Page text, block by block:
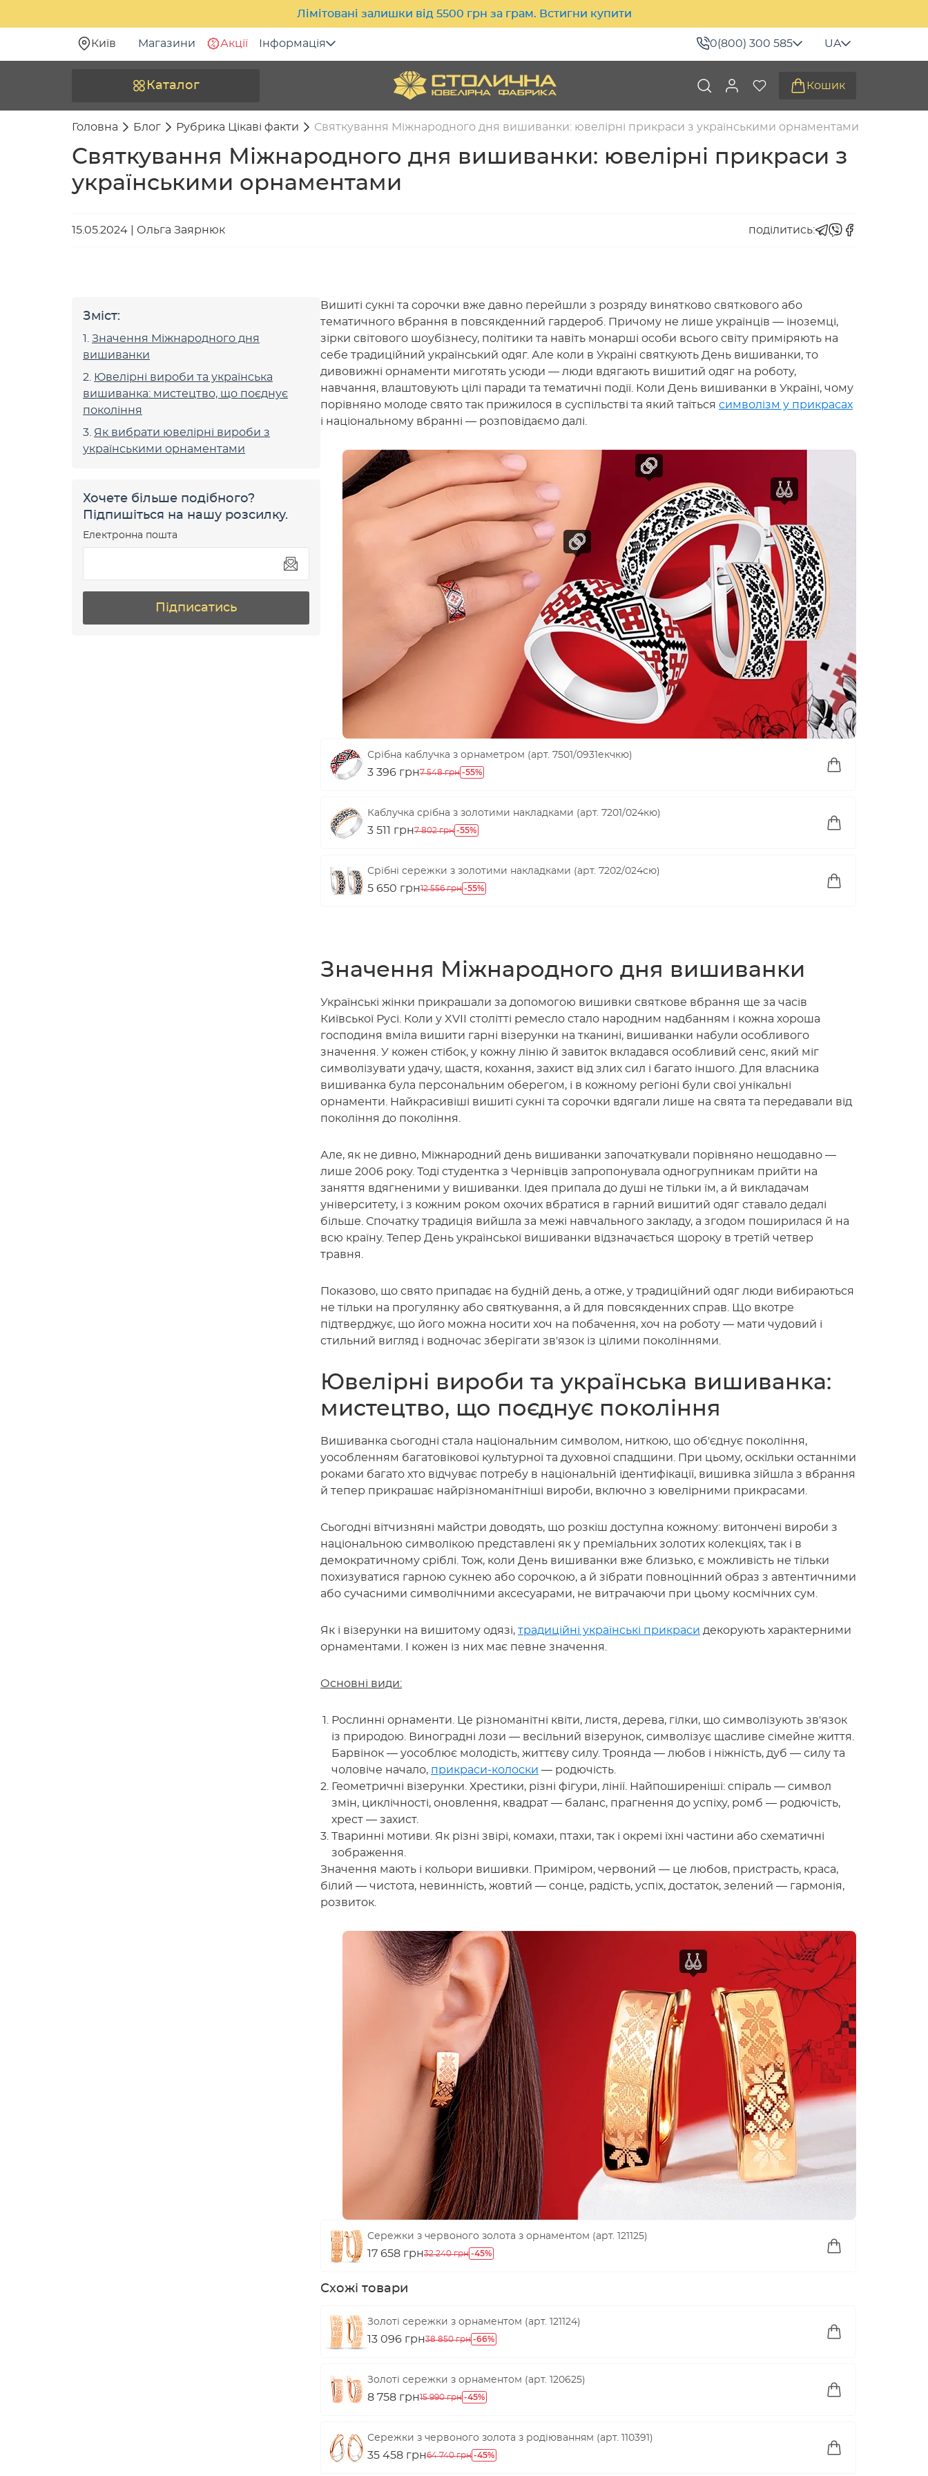
Лімітовані залишки від 5500 грн за грам. Встигни купити
Київ Магазини Акції Інформація 0(800) 300 585 UA
Каталог Кошик
Головна Блог Рубрика Цікаві факти Святкування Міжнародного дня вишиванки: ювелірні прикраси з українськими орнаментами
Святкування Міжнародного дня вишиванки: ювелірні прикраси з
українськими орнаментами
15.05.2024 Ольга Заярнюк поділитись:
Зміст:
Значення Міжнародного дня
вишиванки
Ювелірні вироби та українська
вишиванка: мистецтво, що поєднує
покоління
Як вибрати ювелірні вироби з
українськими орнаментами
Хочете більше подібного?
Підпишіться на нашу розсилку.
Електронна пошта
Підписатись
Вишиті сукні та сорочки вже давно перейшли з розряду винятково святкового або
тематичного вбрання в повсякденний гардероб. Причому не лише українців — іноземці,
зірки світового шоубізнесу, політики та навіть монарші особи всього світу приміряють на
себе традиційний український одяг. Але коли в Україні святкують День вишиванки, то
дивовижні орнаменти миготять усюди — люди вдягають вишитий одяг на роботу,
навчання, влаштовують цілі паради та тематичні події. Коли День вишиванки в Україні, чому
порівняно молоде свято так прижилося в суспільстві та який таїться символізм у прикрасах
і національному вбранні — розповідаємо далі.
Срібна каблучка з орнаметром (арт. 7501/0931екчкю)
3 396 грн7 548 грн -55%
Каблучка срібна з золотими накладками (арт. 7201/024кю)
3 511 грн7 802 грн -55%
Срібні сережки з золотими накладками (арт. 7202/024сю)
5 650 грн12 556 грн -55%
Значення Міжнародного дня вишиванки
Українські жінки прикрашали за допомогою вишивки святкове вбрання ще за часів
Київської Русі. Коли у XVII столітті ремесло стало народним надбанням і кожна хороша
господиня вміла вишити гарні візерунки на тканині, вишиванки набули особливого
значення. У кожен стібок, у кожну лінію й завиток вкладався особливий сенс, який міг
символізувати удачу, щастя, кохання, захист від злих сил і багато іншого. Для власника
вишиванка була персональним оберегом, і в кожному регіоні були свої унікальні
орнаменти. Найкрасивіші вишиті сукні та сорочки вдягали лише на свята та передавали від
покоління до покоління.
Але, як не дивно, Міжнародний день вишиванки започаткували порівняно нещодавно —
лише 2006 року. Тоді студентка з Чернівців запропонувала одногрупникам прийти на
заняття вдягненими у вишиванки. Ідея припала до душі не тільки їм, а й викладачам
університету, і з кожним роком охочих вбратися в гарний вишитий одяг ставало дедалі
більше. Спочатку традиція вийшла за межі навчального закладу, а згодом поширилася й на
всю країну. Тепер День української вишиванки відзначається щороку в третій четвер
травня.
Показово, що свято припадає на будній день, а отже, у традиційний одяг люди вибираються
не тільки на прогулянку або святкування, а й для повсякденних справ. Що вкотре
підтверджує, що його можна носити хоч на побачення, хоч на роботу — мати чудовий і
стильний вигляд і водночас зберігати зв'язок із цілими поколіннями.
Ювелірні вироби та українська вишиванка:
мистецтво, що поєднує покоління
Вишиванка сьогодні стала національним символом, ниткою, що об'єднує покоління,
уособленням багатовікової культурної та духовної спадщини. При цьому, оскільки останніми
роками багато хто відчуває потребу в національній ідентифікації, вишивка зійшла з вбрання
й тепер прикрашає найрізноманітніші вироби, включно з ювелірними прикрасами.
Сьогодні вітчизняні майстри доводять, що розкіш доступна кожному: витончені вироби з
національною символікою представлені як у преміальних золотих колекціях, так і в
демократичному сріблі. Тож, коли День вишиванки вже близько, є можливість не тільки
похизуватися гарною сукнею або сорочкою, а й зібрати повноцінний образ з автентичними
або сучасними символічними аксесуарами, не витрачаючи при цьому космічних сум.
Як і візерунки на вишитому одязі, традиційні українські прикраси декорують характерними
орнаментами. І кожен із них має певне значення.
Основні види:
Рослинні орнаменти. Це різноманітні квіти, листя, дерева, гілки, що символізують зв'язок
із природою. Виноградні лози — весільний візерунок, символізує щасливе сімейне життя.
Барвінок — уособлює молодість, життєву силу. Троянда — любов і ніжність, дуб — силу та
чоловіче начало, прикраси-колоски — родючість.
Геометричні візерунки. Хрестики, різні фігури, лінії. Найпоширеніші: спіраль — символ
змін, циклічності, оновлення, квадрат — баланс, прагнення до успіху, ромб — родючість,
хрест — захист.
Тваринні мотиви. Як різні звірі, комахи, птахи, так і окремі їхні частини або схематичні
зображення.
Значення мають і кольори вишивки. Приміром, червоний — це любов, пристрасть, краса,
білий — чистота, невинність, жовтий — сонце, радість, успіх, достаток, зелений — гармонія,
розвиток.
Сережки з червоного золота з орнаментом (арт. 121125)
17 658 грн32 240 грн -45%
Схожі товари
Золоті сережки з орнаментом (арт. 121124)
13 096 грн38 850 грн -66%
Золоті сережки з орнаментом (арт. 120625)
8 758 грн15 990 грн -45%
Сережки з червоного золота з родіюванням (арт. 110391)
35 458 грн64 740 грн -45%